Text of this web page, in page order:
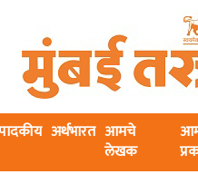
अर्थभारत आमचे
लेखक